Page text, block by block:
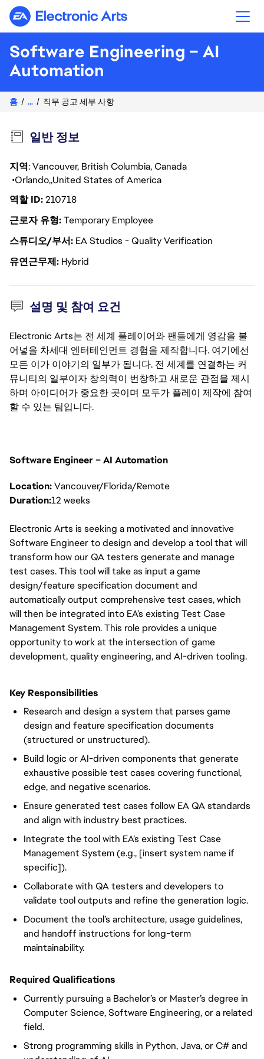
Electronic Arts
Software Engineering – AI
Automation
홈 ... 직무 공고 세부 사항
일반 정보
지역: Vancouver, British Columbia, Canada
Orlando United States of America
역할 ID210718
근로자 유형Temporary Employee
스튜디오/부서 EA Studios - Quality Verification
유연근무제 Hybrid
설명 및 참여 요건
Electronic Arts는 전 세계 플레이어와 팬들에게 영감을 불
어넣을 차세대 엔터테인먼트 경험을 제작합니다. 여기에선
모든 이가 이야기의 일부가 됩니다. 전 세계를 연결하는 커
뮤니티의 일부이자 창의력이 번창하고 새로운 관점을 제시
하며 아이디어가 중요한 곳이며 모두가 플레이 제작에 참여
할 수 있는 팀입니다.
Software Engineer – AI Automation
Location:Vancouver/Florida/Remote
Duration:12 weeks
Electronic Arts is seeking a motivated and innovative
Software Engineer to design and develop a tool that will
transform how our QA testers generate and manage
test cases. This tool will take as input a game
design/feature specification document and
automatically output comprehensive test cases, which
will then be integrated into EA’s existing Test Case
Management System. This role provides a unique
opportunity to work at the intersection of game
development, quality engineering, and AI-driven tooling.
Key Responsibilities
Research and design a system that parses game
design and feature specification documents
(structured or unstructured).
Build logic or AI-driven components that generate
exhaustive possible test cases covering functional,
edge, and negative scenarios.
Ensure generated test cases follow EA QA standards
and align with industry best practices.
Integrate the tool with EA’s existing Test Case
Management System (e.g., [insert system name if
specific]).
Collaborate with QA testers and developers to
validate tool outputs and refine the generation logic.
Document the tool’s architecture, usage guidelines,
and handoff instructions for long-term
maintainability.
Required Qualifications
Currently pursuing a Bachelor’s or Master’s degree in
Computer Science, Software Engineering, or a related
field.
Strong programming skills in Python, Java, or C# and